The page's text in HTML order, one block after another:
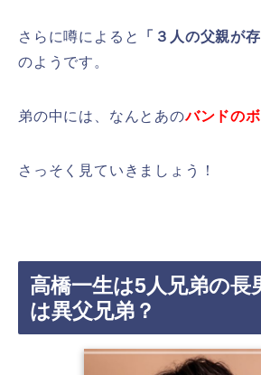
さらに噂によると
「３人の父親が
のようです。
弟の中には、なんとあのバンドの
さっそく見ていきましょう！
高橋一生は5人兄弟の長
は異父兄弟？